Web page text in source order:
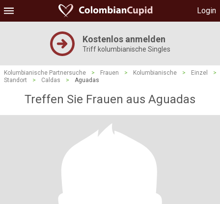
Login
Kostenlos anmelden
Triff kolumbianische Singles
Kolumbianische Partnersuche > Frauen > Kolumbianische > Einzel
>
Standort
> Caldas > Aguadas
Treffen Sie Frauen aus Aguadas